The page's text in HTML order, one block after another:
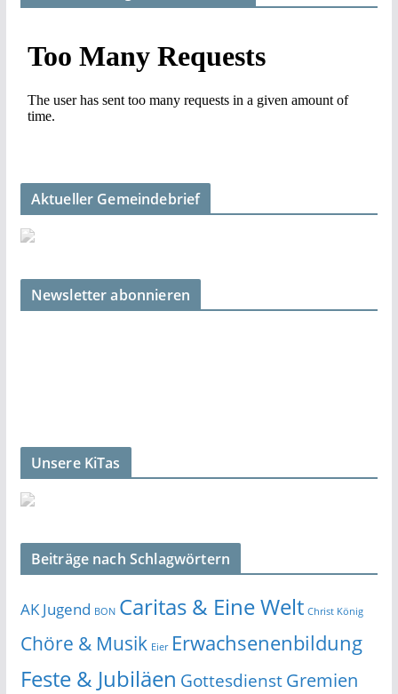
Aktueller Gemeindebrief
Newsletter abonnieren
Unsere KiTas
Beiträge nach Schlagwörtern
AK Jugend BON Caritas & Eine Welt Christ König
Chöre & Musik Eier Erwachsenenbildung
Feste & Jubiläen GottesdienstGremien